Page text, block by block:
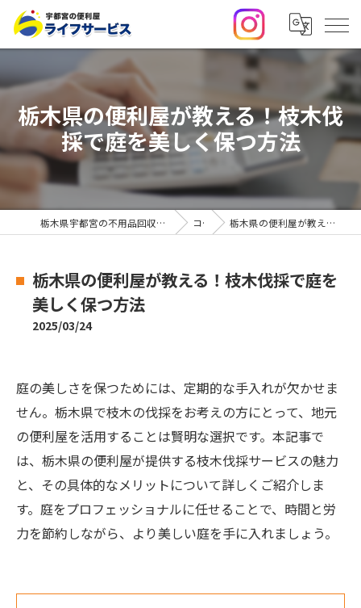
栃木県の便利屋が教える！枝木伐
採で庭を美しく保つ方法
栃木県宇都宮の不用品回収・便利屋なら合同会社ライフサービス コラム 栃木県の便利屋が教える！枝木伐採で庭を美しく保つ方法
栃木県の便利屋が教える！枝木伐採で庭を
美しく保つ方法
2025/03/24
庭の美しさを保つためには、定期的な手入れが欠かせま
せん。栃木県で枝木の伐採をお考えの方にとって、地元
の便利屋を活用することは賢明な選択です。本記事で
は、栃木県の便利屋が提供する枝木伐採サービスの魅力
と、その具体的なメリットについて詳しくご紹介しま
す。庭をプロフェッショナルに任せることで、時間と労
力を節約しながら、より美しい庭を手に入れましょう。